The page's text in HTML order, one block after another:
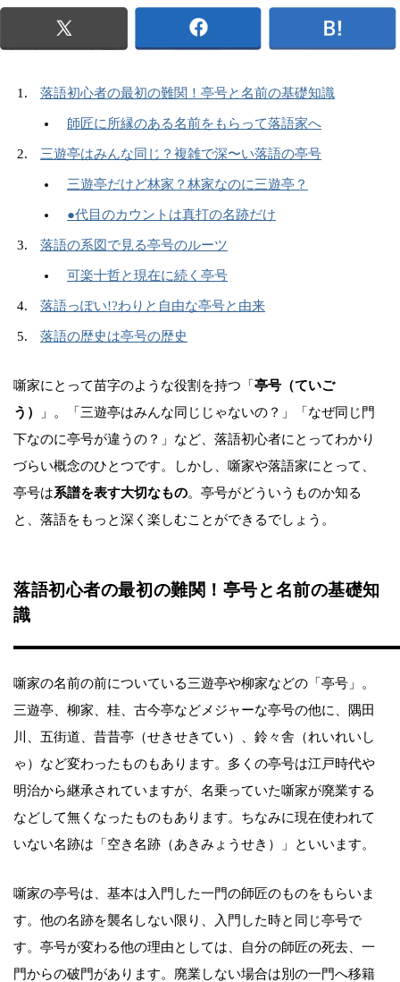
落語初心者の最初の難関！亭号と名前の基礎知識
師匠に所縁のある名前をもらって落語家へ
三遊亭はみんな同じ？複雑で深〜い落語の亭号
三遊亭だけど林家？林家なのに三遊亭？
●代目のカウントは真打の名跡だけ
落語の系図で見る亭号のルーツ
可楽十哲と現在に続く亭号
落語っぽい!?わりと自由な亭号と由来
落語の歴史は亭号の歴史
噺家にとって苗字のような役割を持つ「亭号（ていご
う）
」。「三遊亭はみんな同じじゃないの？」「なぜ同じ門
下なのに亭号が違うの？」など、落語初心者にとってわかり
づらい概念のひとつです。しかし、噺家や落語家にとって、
亭号は系譜を表す大切なもの。亭号がどういうものか知る
と、落語をもっと深く楽しむことができるでしょう。
落語初心者の最初の難関！亭号と名前の基礎知
識
噺家の名前の前についている三遊亭や柳家などの「亭号」。
三遊亭、柳家、桂、古今亭などメジャーな亭号の他に、隅田
川、五街道、昔昔亭（せきせきてい）、鈴々舎（れいれいし
ゃ）など変わったものもあります。多くの亭号は江戸時代や
明治から継承されていますが、名乗っていた噺家が廃業する
などして無くなったものもあります。ちなみに現在使われて
いない名跡は「空き名跡（あきみょうせき）」といいます。
噺家の亭号は、基本は入門した一門の師匠のものをもらいま
す。他の名跡を襲名しない限り、入門した時と同じ亭号で
す。亭号が変わる他の理由としては、自分の師匠の死去、一
門からの破門があります。廃業しない場合は別の一門へ移籍